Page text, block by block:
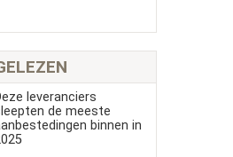
leveranciers
de meeste
binnen in